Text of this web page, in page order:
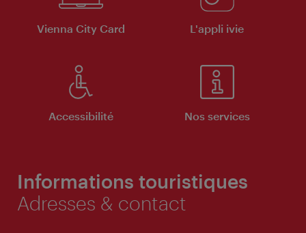
Vienna City Card L'appli ivie
Accessibilité Nos services
Informations touristiques
Adresses & contact